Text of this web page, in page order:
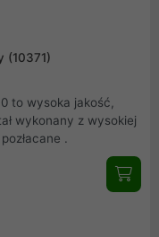
(10371)
to wysoka jakość,
wykonany z wysokiej
jakości materiałów, a jego końcówki są pozłacane .